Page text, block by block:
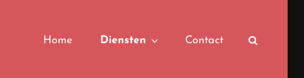
Home Diensten Contact